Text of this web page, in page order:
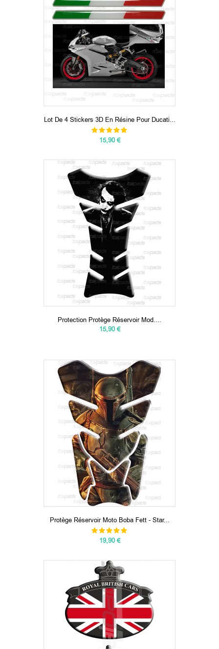
Lot De 4 Stickers 3D En Résine Pour Ducati...
15,90 €
Protection Protège Réservoir Mod....
15,90 €
Protège Réservoir Moto Boba Fett - Star...
19,90 €